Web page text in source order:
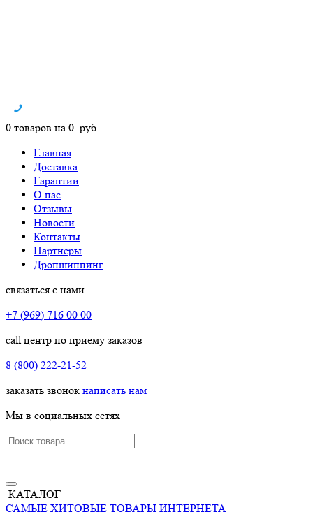
0 товаров на 0. руб.
Главная
Доставка
Гарантии
О нас
Отзывы
Новости
Контакты
Партнеры
Дропшиппинг
связаться с нами
+7 (969) 716 00 00
call центр по приему заказов
8 (800) 222-21-52
заказать звонок написать нам
Мы в социальных сетях
КАТАЛОГ
САМЫЕ ХИТОВЫЕ ТОВАРЫ ИНТЕРНЕТА